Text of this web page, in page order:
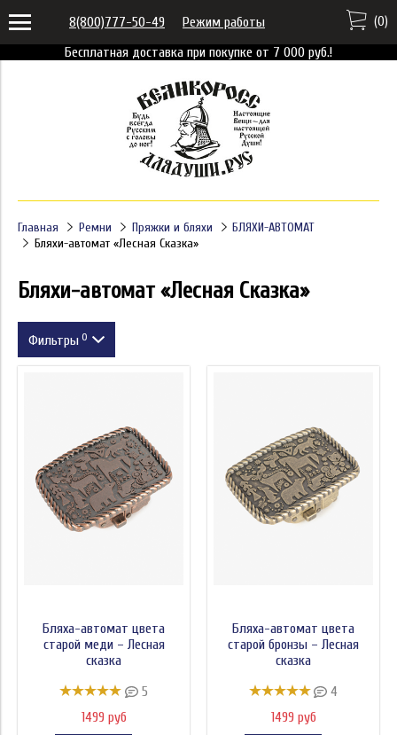
Бесплатная доставка при покупке от 7 000 руб.!
8(800)777-50-49 Режим работы (0)
Главная Ремни Пряжки и бляхи
БЛЯХИ-АВТОМАТ
Бляхи-автомат «Лесная Сказка»
Бляхи-автомат «Лесная Сказка»
Фильтры 0
Бляха-автомат цвета
старой меди – Лесная
сказка
5
1499 руб
Бляха-автомат цвета
старой бронзы – Лесная
сказка
4
1499 руб